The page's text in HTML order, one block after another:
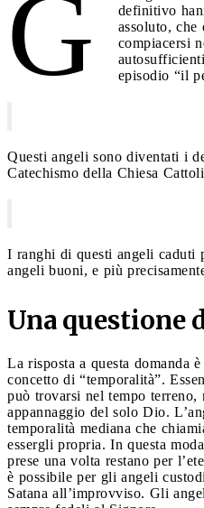
G
definitivo
assoluto, che
compiacersi
episodio “il
Questi angeli sono diventati i
Catechismo della Chiesa
I ranghi di questi angeli caduti
angeli buoni, e più
Una
La risposta a questa domanda
concetto di “temporalità”.
può trovarsi nel tempo terreno,
appannaggio del solo Dio.
temporalità mediana che
essergli propria. In questa
prese una volta restano per
è possibile per gli angeli
Satana all’improvviso. Gli